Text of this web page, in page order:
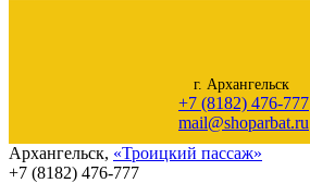
г. Архангельск
+7 (8182) 476-777
mail@shoparbat.ru
Архангельск, «Троицкий пассаж»
+7 (8182) 476-777